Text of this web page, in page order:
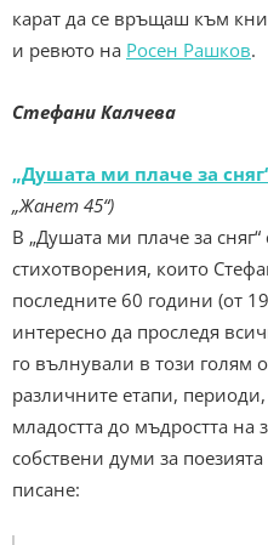
карат да се връщаш към
и ревюто на Росен Рашков.
Стефани Калчева
„Душата ми плаче за
„Жанет 45“)
В „Душата ми плаче за
стихотворения, които
последните 60 години (от
интересно да проследя
го вълнували в този голям
различните етапи,
младостта до мъдростта на
собствени думи за
писане: